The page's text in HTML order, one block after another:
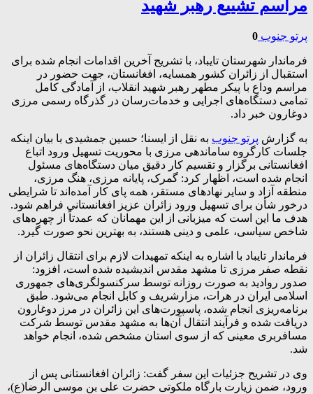
مراسم تشییع رهبر شهید
پرتو جنوب 0
فرماندار شهرستان تایباد، با تشریح آخرین اقدامات انجام شده برای
استقبال از زائران کشور همسایه، افغانستان، جهت حضور در
مراسم وداع با پیکر مطهر رهبر شهید انقلاب، از آمادگی کامل
تمامی دستگاه‌های اجرایی و خدمات‌رسان در گذرگاه رسمی مرزی
دوغارون خبر داد.
به گزارش پرتو جنوب به نقل از ایسنا؛ حسین جمشیدی با بیان اینکه
جلسات کارگروه ساماندهی مرزی با محوریت تسهیل ورود اتباع
افغانستانی برگزار و تقسیم کار دقیق میان دستگاه‌های مسئول
انجام شده است، اظهار کرد: گمرک، پایانه مرزی، هنگ مرزی،
منطقه آزاد و سایر نهادهای مستقر، همه پای کار آمده‌اند تا شرایطی
درخور شأن برای تسهیل ورود زائران عزیز افغانستانی فراهم شود.
هدف ما این است که میزبانی از این مهمانان که عمدتاً از چهره‌های
شاخص سیاسی، علمی و دینی هستند، به بهترین نحو صورت گیرد.
فرماندار تایباد با اشاره به اینکه تمهیدات لازم برای انتقال زائران از
نقطه صفر مرزی تا مشهد مقدس اندیشیده شده است، افزود:
صدور روادید به صورت روزانه توسط سرکنسولگری‌های جمهوری
اسلامی ایران در هرات، مزارشریف و کابل انجام می‌شود. طبق
برنامه‌ریزی انجام شده، پاسپورت‌های این زائران در مرز دوغارون
دریافت شده و فرآیند انتقال آن‌ها به مشهد مقدس توسط شرکت
مسافربری معینی که از سوی استان مشخص شده، انجام خواهد
شد.
وی در تشریح جزئیات این سفر گفت: زائران افغانستانی پس از
ورود، ضمن زیارت بارگاه ملکوتی حضرت علی بن موسی الرضا(ع)،